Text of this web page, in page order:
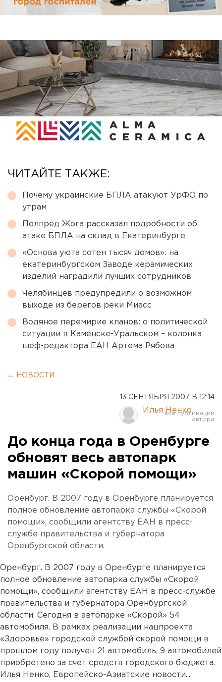
ЧИТАЙТЕ ТАКЖЕ:
Почему украинские БПЛА атакуют УрФО по
утрам
Полпред Жога рассказал подробности об
атаке БПЛА на склад в Екатеринбурге
«Основа уюта сотен тысяч домов»: на
екатеринбургском Заводе керамических
изделий наградили лучших сотрудников
Челябинцев предупредили о возможном
выходе из берегов реки Миасс
Водяное перемирие кланов: о политической
ситуации в Каменске-Уральском – колонка
шеф-редактора ЕАН Артема Рябова
← НОВОСТИ
13 СЕНТЯБРЯ 2007 В 12:14
Илья Ненко
До конца года в Оренбурге
обновят весь автопарк
машин «Скорой помощи»
Оренбург. В 2007 году в Оренбурге планируется
полное обновление автопарка службы «Скорой
помощи», сообщили агентству ЕАН в пресс-
службе правительства и губернатора
Оренбургской области.
Оренбург. В 2007 году в Оренбурге планируется
полное обновление автопарка службы «Скорой
помощи», сообщили агентству ЕАН в пресс-службе
правительства и губернатора Оренбургской
области. Сегодня в автопарке «Скорой» 54
автомобиля. В рамках реализации нацпроекта
«Здоровье» городской службой скорой помощи в
прошлом году получен 21 автомобиль, 9 автомобилей
приобретено за счет средств городского бюджета.
Илья Ненко, Европейско-Азиатские новости....